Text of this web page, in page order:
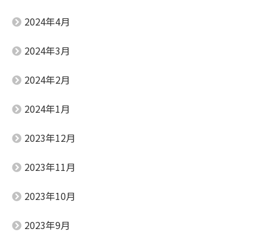
2024年4月
2024年3月
2024年2月
2024年1月
2023年12月
2023年11月
2023年10月
2023年9月